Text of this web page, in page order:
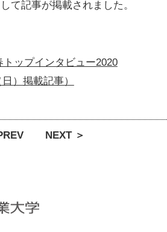
て記事が掲載されました。
ップインタビュー2020
）掲載記事）
NEXT ＞